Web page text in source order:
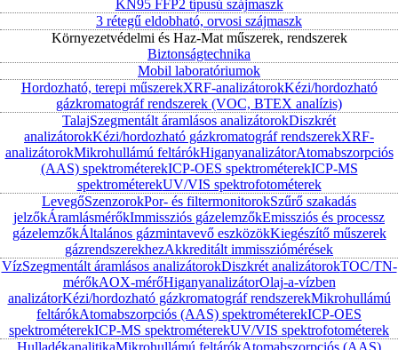
KN95 FFP2 típusú szájmaszk
3 rétegű eldobható, orvosi szájmaszk
Környezetvédelmi és Haz-Mat műszerek, rendszerek
Biztonságtechnika
Mobil laboratóriumok
Hordozható, terepi műszerekXRF-analizátorokKézi/hordozható
gázkromatográf rendszerek (VOC, BTEX analízis)
TalajSzegmentált áramlásos analizátorokDiszkrét
analizátorokKézi/hordozható gázkromatográf rendszerekXRF-
analizátorokMikrohullámú feltárókHiganyanalizátorAtomabszorpciós
(AAS) spektrométerekICP-OES spektrométerekICP-MS
spektrométerekUV/VIS spektrofotométerek
LevegőSzenzorokPor- és filtermonitorokSzűrő szakadás
jelzőkÁramlásmérőkImmissziós gázelemzőkEmissziós és processz
gázelemzőkÁltalános gázmintavevő eszközökKiegészítő műszerek
gázrendszerekhezAkkreditált immissziómérések
VízSzegmentált áramlásos analizátorokDiszkrét analizátorokTOC/TN-
mérőkAOX-mérőHiganyanalizátorOlaj-a-vízben
analizátorKézi/hordozható gázkromatográf rendszerekMikrohullámú
feltárókAtomabszorpciós (AAS) spektrométerekICP-OES
spektrométerekICP-MS spektrométerekUV/VIS spektrofotométerek
HulladékanalitikaMikrohullámú feltárókAtomabszorpciós (AAS)